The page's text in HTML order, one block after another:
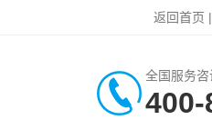
返回首页 |
全国服务咨
400-